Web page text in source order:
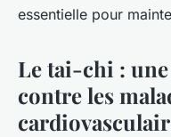
essentielle pour
Le tai-chi :
contre les